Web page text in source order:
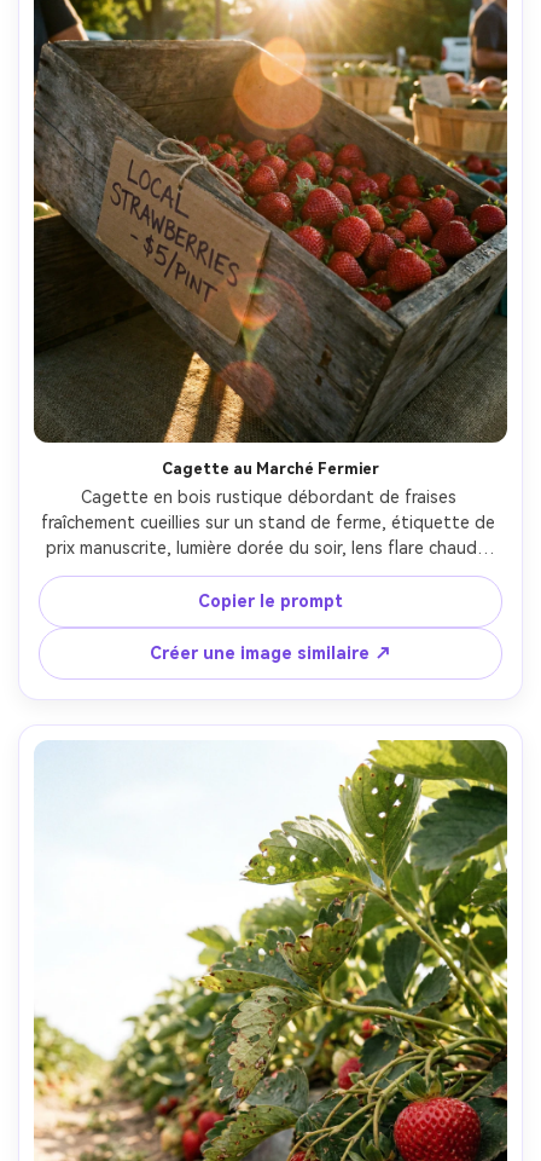
Cagette au Marché Fermier
Cagette en bois rustique débordant de fraises
fraîchement cueillies sur un stand de ferme, étiquette de
prix manuscrite, lumière dorée du soir, lens flare chaude,
faible profondeur de champ, prise avec Canon 5D Mark IV
et objectif 50mm f/1.4, texture photoréaliste du bois et
des fruits, ambiance nostalgique d’été --ar 4:5
Copier le prompt
Créer une image similaire ↗